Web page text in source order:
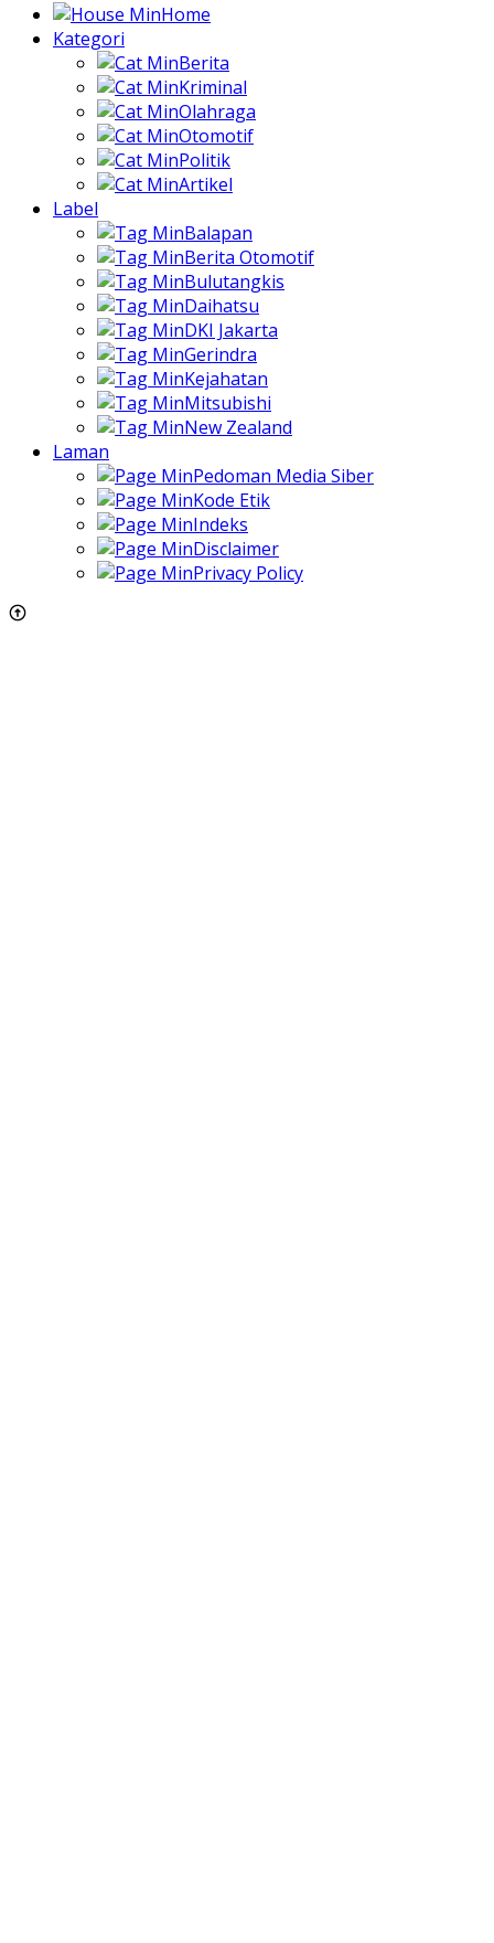
Home
Kategori
Berita
Kriminal
Olahraga
Otomotif
Politik
Artikel
Label
Balapan
Berita Otomotif
Bulutangkis
Daihatsu
DKI Jakarta
Gerindra
Kejahatan
Mitsubishi
New Zealand
Laman
Pedoman Media Siber
Kode Etik
Indeks
Disclaimer
Privacy Policy